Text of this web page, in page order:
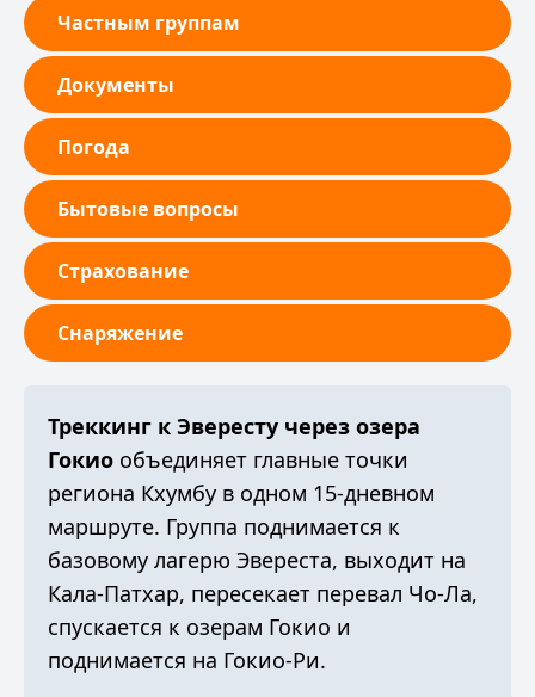
Частным группам
Документы
Погода
Бытовые вопросы
Страхование
Снаряжение
Треккинг к Эвересту через озера
Гокио объединяет главные точки
региона Кхумбу в одном 15-дневном
маршруте. Группа поднимается к
базовому лагерю Эвереста, выходит на
Кала-Патхар, пересекает перевал Чо-Ла,
спускается к озерам Гокио и
поднимается на Гокио-Ри.